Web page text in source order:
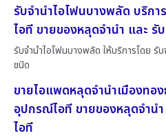
รับจำนำไอโฟนบางพลัด บริก
ไอที ขายของหลุดจำนำ และ
รับจำนำไอโฟนบางพลัด ให้บริการโดย รั
ชนิด
ขายไอแพดหลุดจำนำเมืองทอ
อุปกรณ์ไอที ขายของหลุดจำน
ไอที